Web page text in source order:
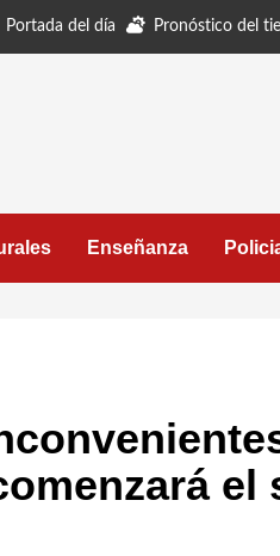
Portada del día Pronóstico del
Enseñanza
el